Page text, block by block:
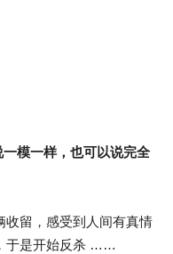
一模一样，也可以说完全
收留，感受到人间有真情
于是开始反杀 ……